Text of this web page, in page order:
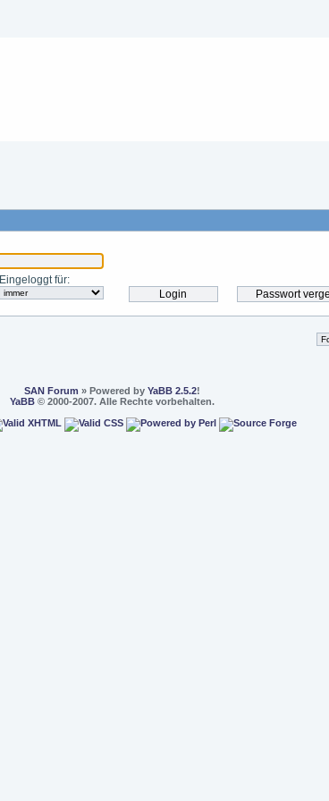
Eingeloggt für:
SAN Forum » Powered by YaBB 2.5.2!
YaBB© 2000-2007. Alle Rechte vorbehalten.